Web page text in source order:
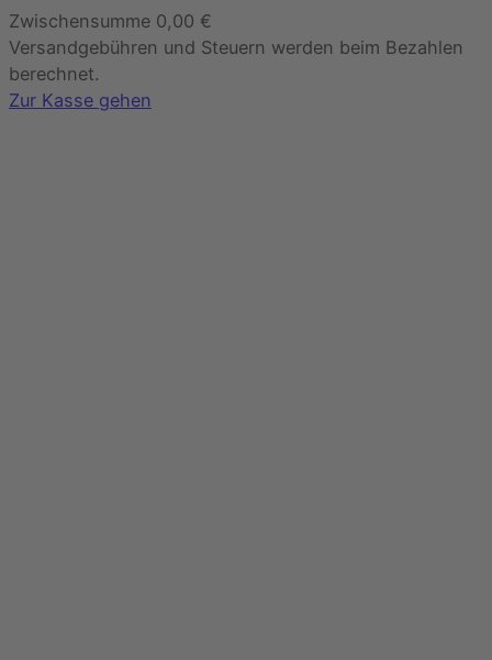
Produkte
im
Warenkorb
Zwischensumme 0,00 €
Versandgebühren und Steuern werden beim Bezahlen
berechnet.
Zur Kasse gehen